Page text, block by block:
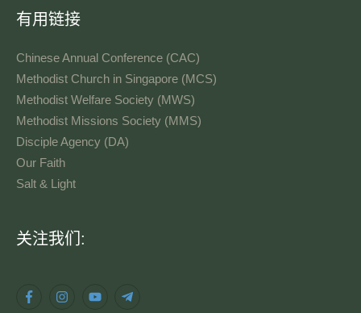
有用链接
Chinese Annual Conference (CAC)
Methodist Church in Singapore (MCS)
Methodist Welfare Society (MWS)
Methodist Missions Society (MMS)
Disciple Agency (DA)
Our Faith
Salt & Light
关注我们:
语